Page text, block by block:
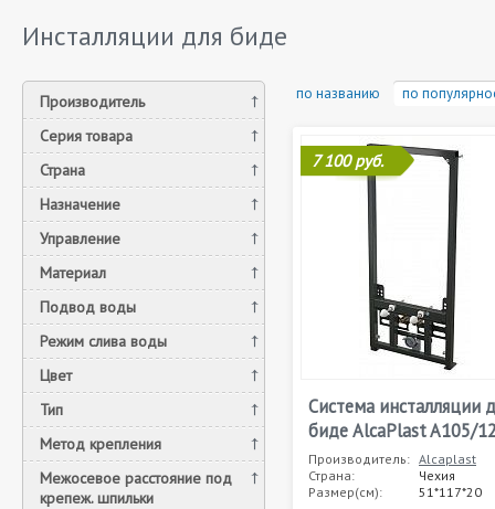
Инсталляции для биде
Производитель
Серия товара
Страна
Назначение
Управление
Материал
Подвод воды
Режим слива воды
Цвет
Тип
Метод крепления
Межосевое расстояние под
крепеж. шпильки
по названию по
7 100 руб.
Система инсталляции
биде AlcaPlast A105/
Производитель: Alcaplast
Страна:
Чехия
Размер(см):
51*117*20